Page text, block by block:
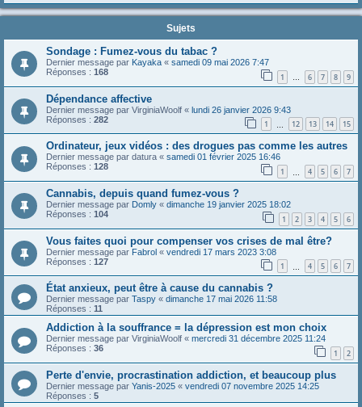
Sujets
Sondage : Fumez-vous du tabac ?
Dernier message par Kayaka « samedi 09 mai 2026 7:47
Réponses : 168 1 … 6 7 8 9
Dépendance affective
Dernier message par VirginiaWoolf « lundi 26 janvier 2026 9:43
Réponses : 282 1 12 13 14 15
Ordinateur, jeux vidéos : des drogues pas comme les autres
Dernier message par datura « samedi 01 février 2025 16:46
Réponses : 128 1 4 5 6 7
Cannabis, depuis quand fumez-vous ?
Dernier message par Domly « dimanche 19 janvier 2025 18:02
Réponses : 104 1 2 3 4 5 6
Vous faites quoi pour compenser vos crises de mal être?
Dernier message par Fabrol « vendredi 17 mars 2023 3:08
Réponses : 127 1 4 5 6 7
État anxieux, peut être à cause du cannabis ?
Dernier message par Taspy « dimanche 17 mai 2026 11:58
Réponses : 11
Addiction à la souffrance = la dépression est mon choix
Dernier message par VirginiaWoolf « mercredi 31 décembre 2025 11:24
Réponses : 36 1 2
Perte d'envie, procrastination addiction, et beaucoup plus
Dernier message par Yanis-2025 « vendredi 07 novembre 2025 14:25
Réponses : 5